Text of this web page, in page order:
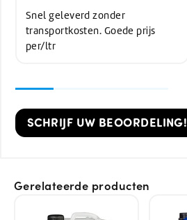
Snel geleverd zonder
transportkosten. Goede prijs
per/ltr
SCHRIJF UW BEOORDELING!
Gerelateerde producten